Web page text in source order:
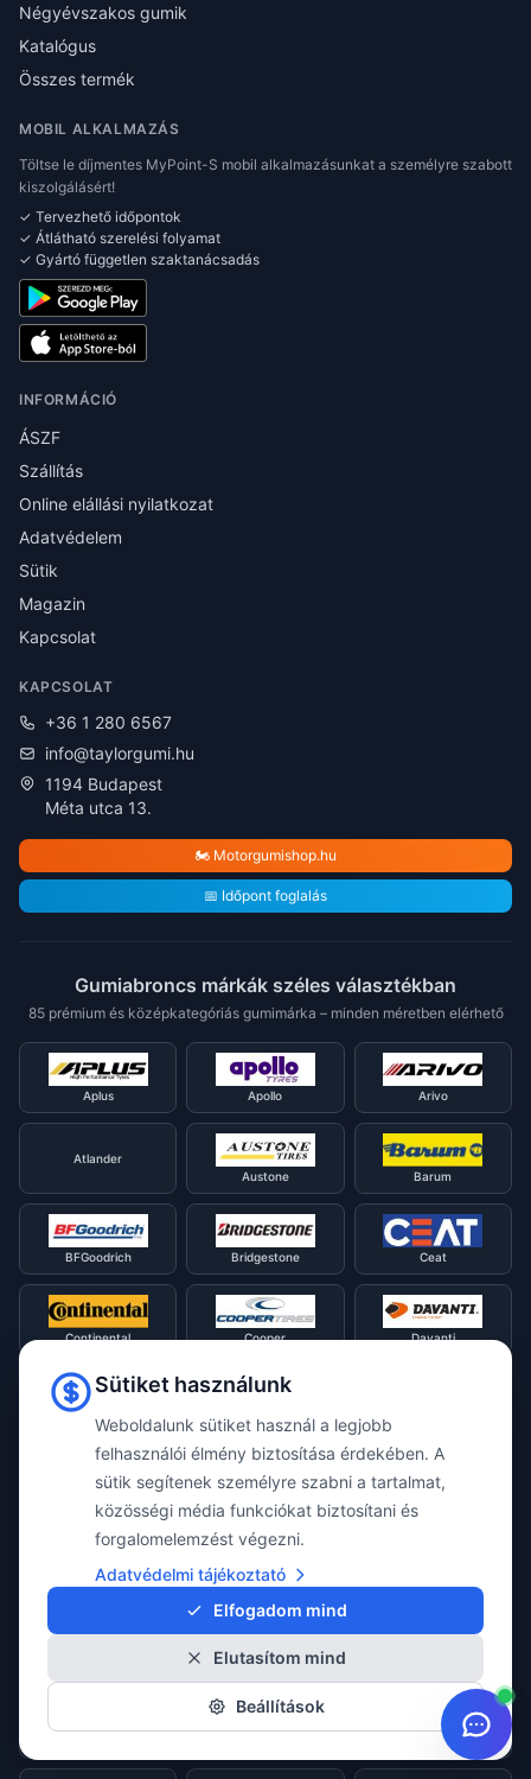
Négyévszakos gumik
Katalógus
Összes termék
MOBIL ALKALMAZÁS
Töltse le díjmentes MyPoint-S mobil alkalmazásunkat a személyre szabott
kiszolgálásért!
✓ Tervezhető időpontok
✓ Átlátható szerelési folyamat
✓ Gyártó független szaktanácsadás
INFORMÁCIÓ
ÁSZF
Szállítás
Online elállási nyilatkozat
Adatvédelem
Sütik
Magazin
Kapcsolat
KAPCSOLAT
+36 1 280 6567
info@taylorgumi.hu
1194 Budapest
Méta utca 13.
🏍️ Motorgumishop.hu
📅 Időpont foglalás
Gumiabroncs márkák széles választékban
85 prémium és középkategóriás gumimárka – minden méretben elérhető
Aplus Apollo Arivo
Atlander
Austone
Barum
BFGoodrich Bridgestone Ceat
Continental Cooper Davanti
Debica
Double Star
Falken Firestone
General
Gripmax
Sütiket használunk
Weboldalunk sütiket használ a legjobb
felhasználói élmény biztosítása érdekében. A
sütik segítenek személyre szabni a tartalmat,
közösségi média funkciókat biztosítani és
forgalomelemzést végezni.
Adatvédelmi tájékoztató
Elfogadom mind
Elutasítom mind
Beállítások